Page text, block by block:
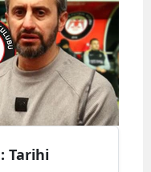
Elazığ
Erzincan
Erzurum
Eskişehir
Gaziantep
Tarihi